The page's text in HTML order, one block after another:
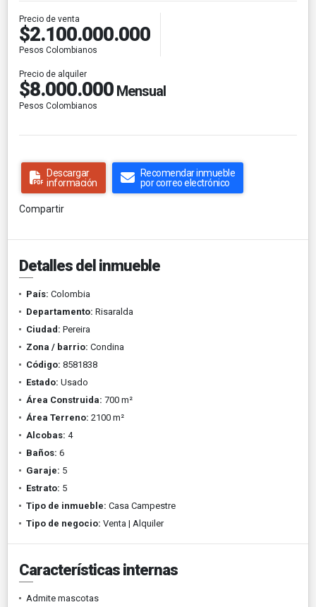
Precio de venta
$2.100.000.000
Pesos Colombianos
Precio de alquiler
$8.000.000 Mensual
Pesos Colombianos
Descargar
información
Recomendar inmueble
por correo electrónico
Compartir
Detalles del inmueble
País: Colombia
Departamento: Risaralda
Ciudad: Pereira
Zona / barrio: Condina
Código: 8581838
Estado: Usado
Área Construida: 700 m²
Área Terreno: 2100 m²
Alcobas: 4
Baños: 6
Garaje: 5
Estrato: 5
Tipo de inmueble: Casa Campestre
Tipo de negocio: Venta | Alquiler
Características internas
Admite mascotas